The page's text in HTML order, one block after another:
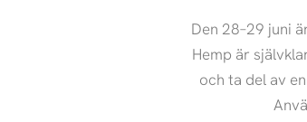
Den 28–29 juni
Hemp är
och ta del av